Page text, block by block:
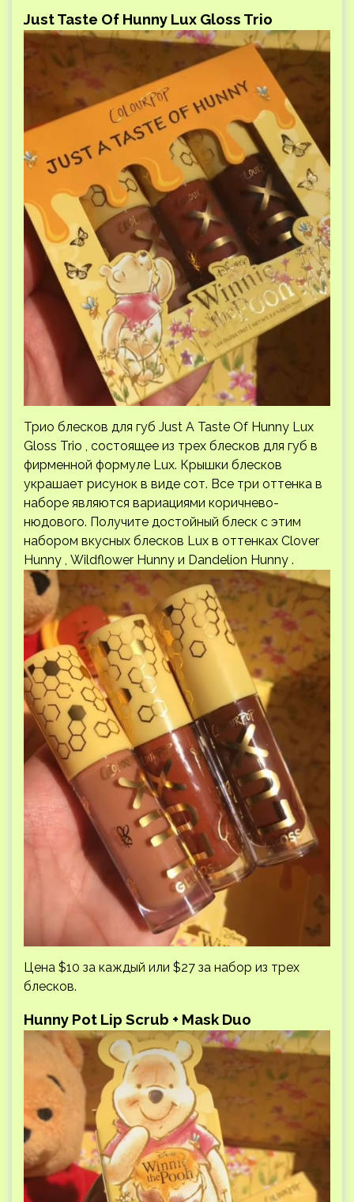
Just Taste Of Hunny Lux Gloss Trio
Трио блесков для губ Just A Taste Of Hunny Lux
Gloss Trio , состоящее из трех блесков для губ в
фирменной формуле Lux. Крышки блесков
украшает рисунок в виде сот. Все три оттенка в
наборе являются вариациями коричнево-
нюдового. Получите достойный блеск с этим
набором вкусных блесков Lux в оттенках Clover
Hunny , Wildflower Hunny и Dandelion Hunny .
Цена $10 за каждый или $27 за набор из трех
блесков.
Hunny Pot Lip Scrub + Mask Duo